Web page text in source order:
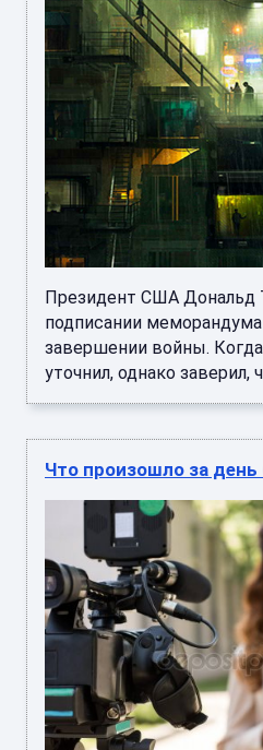
Президент США Дональд
подписании
завершении войны.
уточнил, однако заверил,
Что произошло за